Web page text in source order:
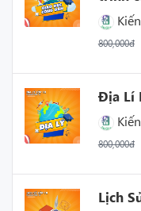
800,000đ
Địa Lí
800,000đ
Lịch